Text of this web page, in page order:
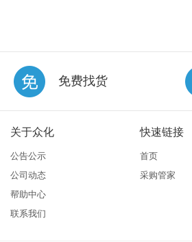
免费找货
关于众化
公告公示
公司动态
帮助中心
联系我们
快速链接
首页
采购管家